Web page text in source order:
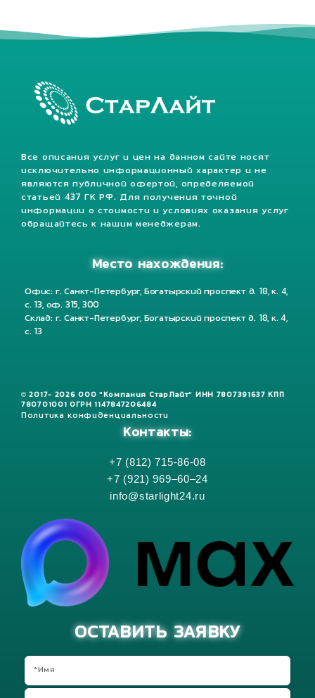
Все описания услуг и цен на данном сайте носят
исключительно информационный характер и не
являются публичной офертой, определяемой
статьей 437 ГК РФ. Для получения точной
информации о стоимости и условиях оказания услуг
обращайтесь к нашим менеджерам.
Место нахождения:
Офис: г. Санкт-Петербург, Богатырский проспект д. 18, к. 4,
с. 13, оф. 315, 300
Склад: г. Санкт-Петербург, Богатырский проспект д. 18, к. 4,
с. 13
© 2017- 2026 ООО "Компания СтарЛайт" ИНН 7807391637 КПП
780701001 ОГРН 1147847206484
Политика конфиденциальности
Контакты:
+7 (812) 715-86-08
+7 (921) 969–60–24
info@starlight24.ru
ОСТАВИТЬ ЗАЯВКУ